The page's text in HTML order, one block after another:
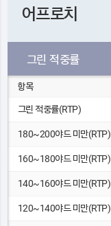
어프로치
그린 적중률
항목
그린 적중률(RTP)
180~200야드 미만(RTP)
160~180야드 미만(RTP)
140~160야드 미만(RTP)
120~140야드 미만(RTP)